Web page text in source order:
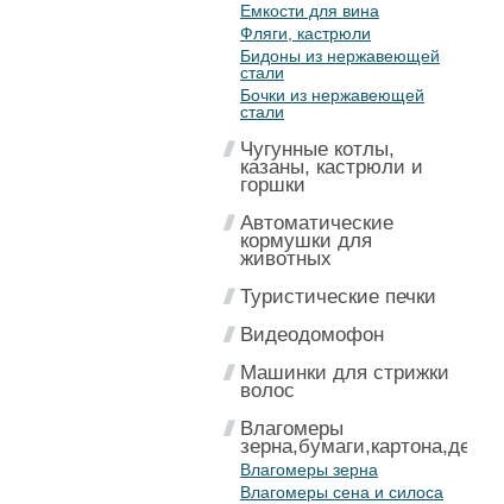
Емкости для вина
Фляги, кастрюли
Бидоны из нержавеющей
стали
Бочки из нержавеющей
стали
Чугунные котлы,
казаны, кастрюли и
горшки
Автоматические
кормушки для
животных
Туристические печки
Видеодомофон
Машинки для стрижки
волос
Влагомеры
зерна,бумаги,картона,дерева
Влагомеры зерна
Влагомеры сена и силоса